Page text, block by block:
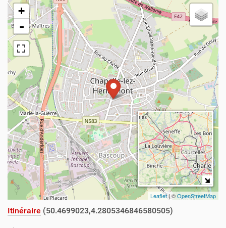
+
-
Leaflet| ©OpenStreetMap
Itinéraire (50.4699023,4.2805346846580505)